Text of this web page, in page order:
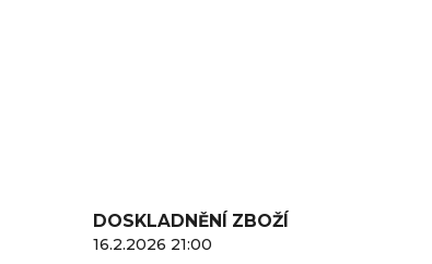
DOSKLADNĚNÍ ZBOŽÍ
16.2.2026 21:00